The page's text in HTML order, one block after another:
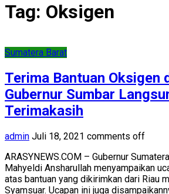
Tag: Oksigen
Sumatera Barat
Terima Bantuan Oksigen
Gubernur Sumbar
Terimakasih
admin Juli 18, 2021 comments off
ARASYNEWS.COM – Gubernur
Mahyeldi Ansharullah menyampaikan
atas bantuan yang dikirimkan dari Riau
Syamsuar. Ucapan ini juga